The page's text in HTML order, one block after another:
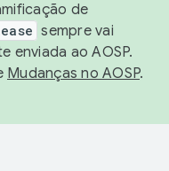
de
sempre vai
enviada ao AOSP.
Mudanças no AOSP.